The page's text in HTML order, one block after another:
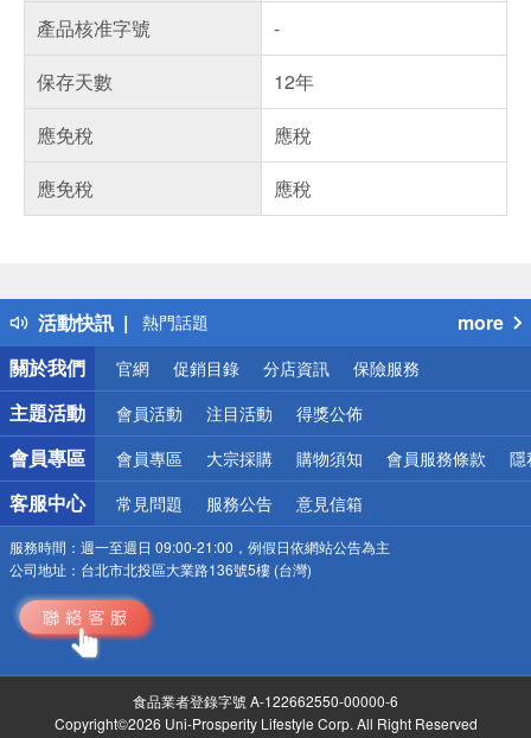
產品核准字號
-
保存天數
12年
應免稅
應稅
應免稅
應稅
活動快訊
得獎公告
熱門話題
銀行優惠
偏遠地區配送
詐騙網頁！請小心！
more
關於我們
官網 促銷目錄 分店資訊 保險服務
主題活動 會員活動 注目活動 得獎公佈
會員專區 會員專區 大宗採購 購物須知 會員服務條款 隱
客服中心 常見問題 服務公告 意見信箱
服務時間： 週一至週日 09:00-21:00，例假日依網站公告為主
公司地址： 台北市北投區大業路136號5樓 (台灣)
食品業者登錄字號 A-122662550-00000-6
Copyright©2026 Uni-Prosperity Lifestyle Corp. All Right Reserved